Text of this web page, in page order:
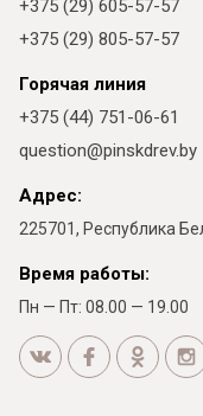
+375 (29) 605-57-57
+375 (29) 805-57-57
Горячая линия
+375 (44) 751-06-61
question@pinskdrev.by
Адрес:
225701, Республика
Время работы:
Пн — Пт: 08.00 — 19.00